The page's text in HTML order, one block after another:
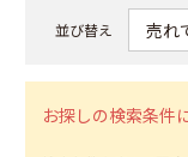
並び替え
お探しの検索条件